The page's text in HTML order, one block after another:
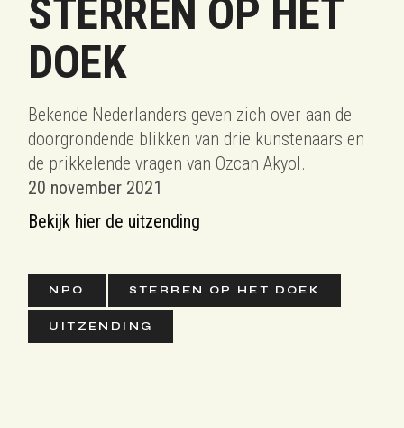
STERREN OP HET
DOEK
Bekende Nederlanders geven zich over aan de
doorgrondende blikken van drie kunstenaars en
de prikkelende vragen van Özcan Akyol.
20 november 2021
Bekijk hier de uitzending
NPO STERREN OP HET DOEK
UITZENDING